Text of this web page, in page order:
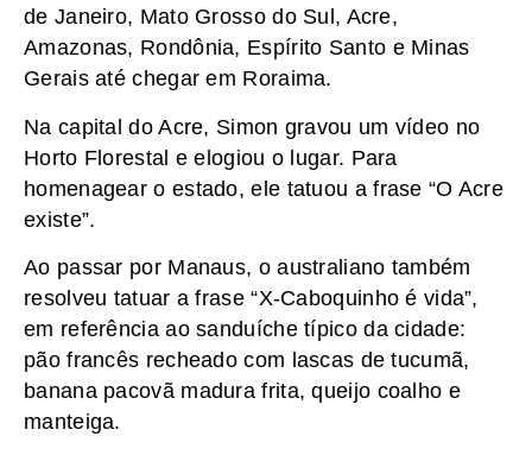
de Janeiro, Mato Grosso do Sul, Acre,
Amazonas, Rondônia, Espírito Santo e Minas
Gerais até chegar em Roraima.
Na capital do Acre, Simon gravou um vídeo no
Horto Florestal e elogiou o lugar. Para
homenagear o estado, ele tatuou a frase “O Acre
existe”.
Ao passar por Manaus, o australiano também
resolveu tatuar a frase “X-Caboquinho é vida”,
em referência ao sanduíche típico da cidade:
pão francês recheado com lascas de tucumã,
banana pacovã madura frita, queijo coalho e
manteiga.